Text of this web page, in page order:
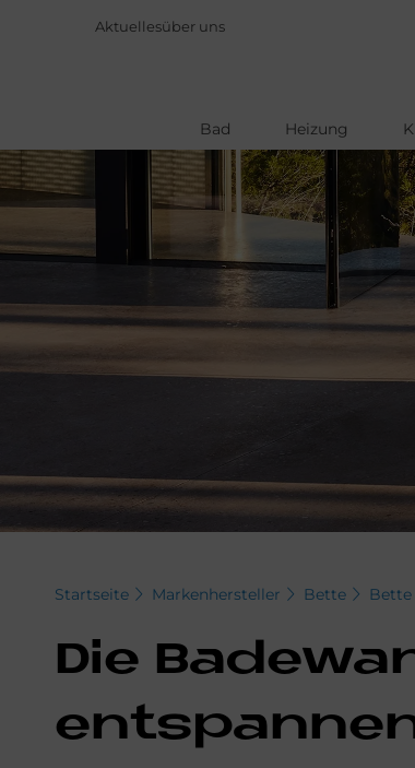
Direkt
zum
Inhalt
Aktuellesüber uns
Bad Heizung
Startseite Markenhersteller Bette Bette
Die